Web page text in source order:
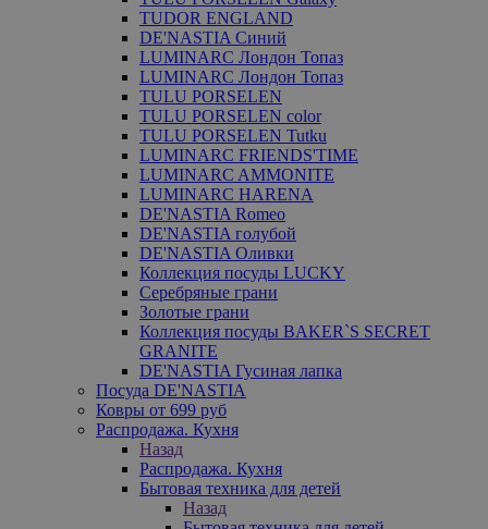
TUDOR ENGLAND
DE'NASTIA Синий
LUMINARC Лондон Топаз
LUMINARC Лондон Топаз
TULU PORSELEN
TULU PORSELEN color
TULU PORSELEN Tutku
LUMINARC FRIENDS'TIME
LUMINARC AMMONITE
LUMINARC HARENA
DE'NASTIA Romeo
DE'NASTIA голубой
DE'NASTIA Оливки
Коллекция посуды LUCKY
Серебряные грани
Золотые грани
Коллекция посуды BAKER`S SECRET
GRANITE
DE'NASTIA Гусиная лапка
Посуда DE'NASTIA
Ковры от 699 руб
Распродажа. Кухня
Назад
Распродажа. Кухня
Бытовая техника для детей
Назад